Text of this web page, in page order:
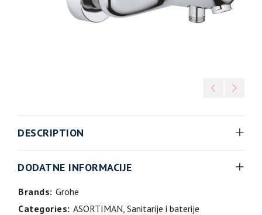
DESCRIPTION
DODATNE INFORMACIJE
Brands: Grohe
Categories: ASORTIMAN, Sanitarije i baterije